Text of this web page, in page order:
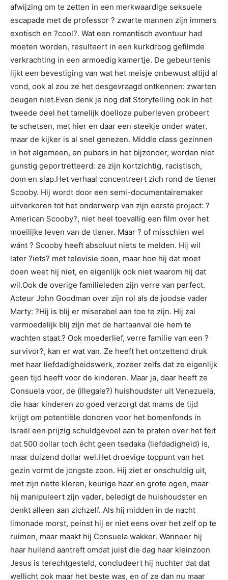
afwijzing om te zetten in een merkwaardige seksuele
escapade met de professor ? zwarte mannen zijn immers
exotisch en ?cool?. Wat een romantisch avontuur had
moeten worden, resulteert in een kurkdroog gefilmde
verkrachting in een armoedig kamertje. De gebeurtenis
lijkt een bevestiging van wat het meisje onbewust altijd al
vond, ook al zou ze het desgevraagd ontkennen: zwarten
deugen niet.Even denk je nog dat Storytelling ook in het
tweede deel het tamelijk doelloze puberleven probeert
te schetsen, met hier en daar een steekje onder water,
maar de kijker is al snel genezen. Middle class gezinnen
in het algemeen, en pubers in het bijzonder, worden niet
gunstig geportretteerd: ze zijn kortzichtig, racistisch,
dom en slap.Het verhaal concentreert zich rond de tiener
Scooby. Hij wordt door een semi-documentairemaker
uitverkoren tot het onderwerp van zijn eerste project: ?
American Scooby?, niet heel toevallig een film over het
moeilijke leven van de tiener. Maar ? of misschien wel
wánt ? Scooby heeft absoluut niets te melden. Hij wil
later ?iets? met televisie doen, maar hoe hij dat moet
doen weet hij niet, en eigenlijk ook niet waarom hij dat
wil.Ook de overige familieleden zijn verre van perfect.
Acteur John Goodman over zijn rol als de joodse vader
Marty: ?Hij is blij er miserabel aan toe te zijn. Hij zal
vermoedelijk blij zijn met de hartaanval die hem te
wachten staat.? Ook moederlief, verre familie van een ?
survivor?, kan er wat van. Ze heeft het ontzettend druk
met haar liefdadigheidswerk, zozeer zelfs dat ze eigenlijk
geen tijd heeft voor de kinderen. Maar ja, daar heeft ze
Consuela voor, de (illegale?) huishoudster uit Venezuela,
die haar kinderen zo goed verzorgt dat mams de tijd
krijgt om potentiële donoren voor het bomenfonds in
Israël een prijzig schuldgevoel aan te praten over het feit
dat 500 dollar toch écht geen tsedaka (liefdadigheid) is,
maar duizend dollar wel.Het droevige toppunt van het
gezin vormt de jongste zoon. Hij ziet er onschuldig uit,
met zijn nette kleren, keurige haar en grote ogen, maar
hij manipuleert zijn vader, beledigt de huishoudster en
denkt alleen aan zichzelf. Als hij midden in de nacht
limonade morst, peinst hij er niet eens over het zelf op te
ruimen, maar maakt hij Consuela wakker. Wanneer hij
haar huilend aantreft omdat juist die dag haar kleinzoon
Jesus is terechtgesteld, concludeert hij nuchter dat dat
wellicht ook maar het beste was, en of ze dan nu maar